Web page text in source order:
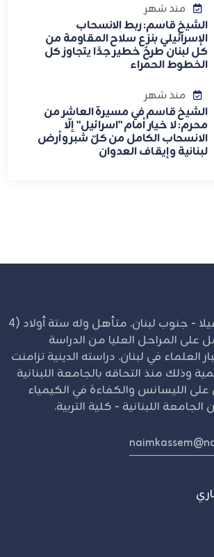
منذ شهر
الشيخ قاسم: ربط الانسحاب
الإسرائيلي بنزع سلاح المقاومة من
كل لبنان طرحٌ خطير جدًا يتجاوز كل
الخطوط الحمراء
منذ شهر
الشيخ قاسم في مسيرة العاشر من
محرم: لا خيار أمام "اسرائيل" إلّا
الانسحاب الكامل من كلّ شبر وأرض
لبنانية وإيقاف العدوان
مواليد 1953 كفر فيلا - جنوب لبنان. متأهل وله ستة أولاد (4
حصل على المراحل العليا من الدراسة
العلماء في لبنان. دراسته الدينية تزامنت
وذلك منذ التحاقه بالجامعة اللبنانية
حصل على الليسانس والكفاءة في الكيمياء
اللبنانية - كلية التربية.